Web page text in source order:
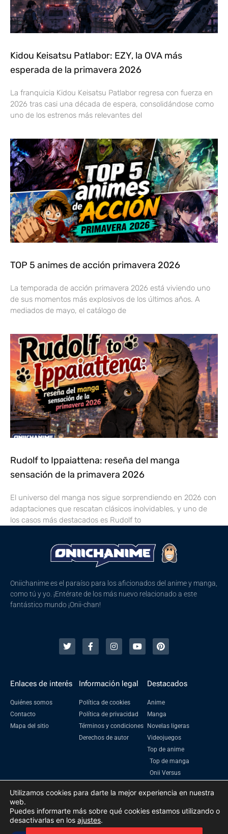
Kidou Keisatsu Patlabor: EZY, la OVA más
esperada de la primavera 2026
La franquicia Kidou Keisatsu Patlabor regresa con fuerza en
2026 tras casi una década de espera, consolidándose como
uno de los estrenos más relevantes del
TOP 5 animes de acción primavera 2026
La temporada de acción primavera 2026 está viviendo uno
de sus momentos más explosivos de los últimos años. A
mediados de mayo, el catálogo de
Rudolf to Ippaiattena: reseña del manga
sensación de la primavera 2026
El universo del manga nos sigue sorprendiendo en 2026 con
adaptaciones que rescatan clásicos inolvidables, y uno de
los casos más destacados es Rudolf to
Oniichanime es el paraíso para los aficionados del anime y manga,
como tú y yo. ¡Entérate de los más nuevo relacionado a este
fantástico mundo ¡Onii-chan!
Enlaces de interés
Quiénes somos
Contacto
Mapa del sitio
Información legal
Política de cookies
Política de privacidad
Términos y condiciones
Derechos de autor
Destacados
Anime
Manga
Novelas ligeras
Videojuegos
Top de anime
Top de manga
Onii Versus
2023 Oniichanime | Todos los derechos reservados
Prohibida su reproducción total o parcial sin la autorización escrita de su
titular
Utilizamos cookies para darte la mejor experiencia en nuestra
web.
Puedes informarte más sobre qué cookies estamos utilizando o
desactivarlas en los ajustes.